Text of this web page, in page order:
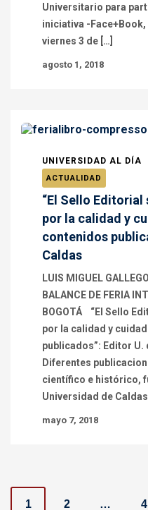
Universitario para
iniciativa -
viernes 3 de […]
agosto 1, 2018
UNIVERSIDAD AL DÍA
ACTUALIDAD
“El Sello
por la calidad y
contenidos
Caldas
LUIS MIGUEL
BALANCE DE FERIA
BOGOTÁ “El Sello
por la calidad y
publicados”: Editor U.
Diferentes
científico e histórico,
Universidad de
mayo 7, 2018
P
1 2 … 4